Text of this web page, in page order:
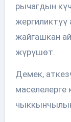
рычагдын
жергиликтүү
жайгашкан
жүрүшөт.
Демек,
маселелерге